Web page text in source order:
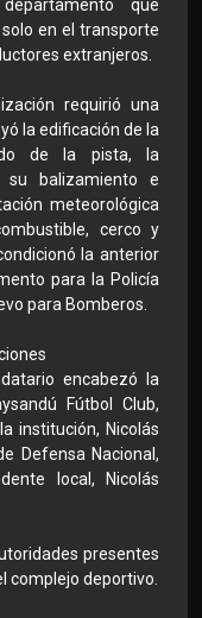
que
en el transporte
extranjeros.
requirió una
la edificación de la
de la pista, la
balizamiento e
meteorológica
cerco y
la anterior
para la Policía
para Bomberos.
encabezó la
Fútbol Club,
institución, Nicolás
Defensa Nacional,
local, Nicolás
presentes
complejo deportivo.